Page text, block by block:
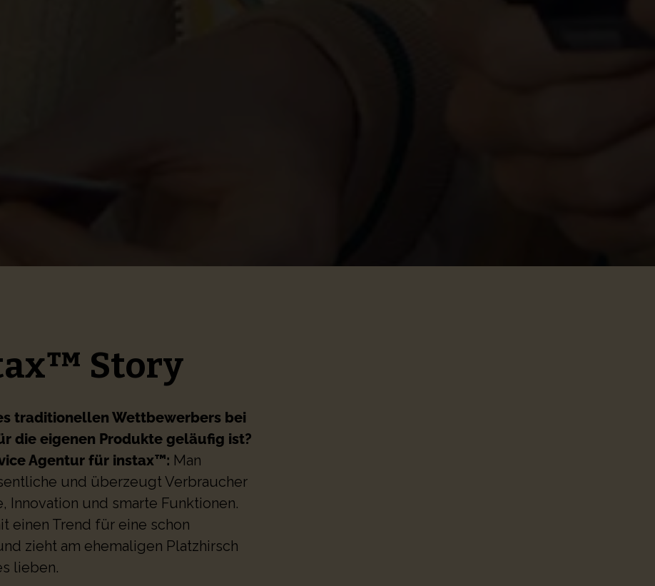
Story
traditionellen Wettbewerbers bei
die eigenen Produkte geläufig ist?
Agentur für instax™: Man
und überzeugt Verbraucher
Innovation und smarte Funktionen.
einen Trend für eine schon
zieht am ehemaligen Platzhirsch
lieben.